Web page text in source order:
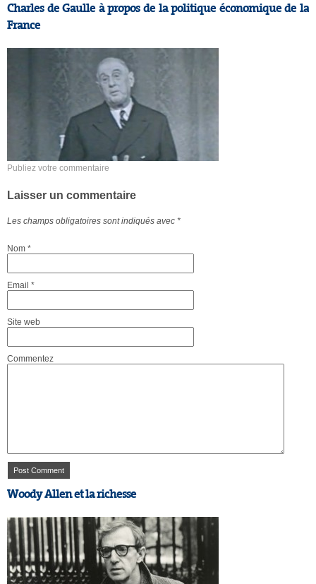
Charles de Gaulle à propos de la politique économique de la
France
Publiez votre commentaire
Laisser un commentaire
Les champs obligatoires sont indiqués avec *
Nom *
Email *
Site web
Commentez
Woody Allen et la richesse